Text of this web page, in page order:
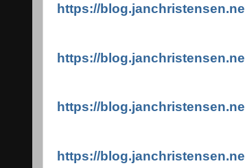
https://
https://
https://
https://